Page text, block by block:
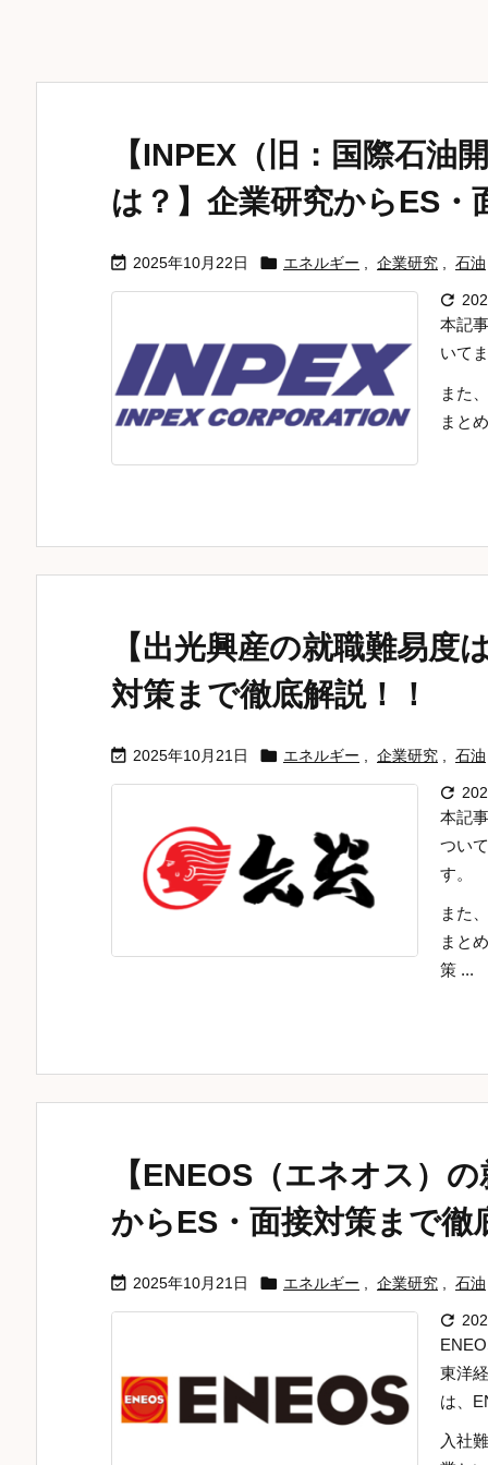
【INPEX（旧：国際石油
は？】企業研究からES・
 2025年10月22日  エネルギー , 企業研究 , 石油

本記
いて
また
まと
【出光興産の就職難易度
対策まで徹底解説！！
 2025年10月21日  エネルギー 企業研究 石油

本記
つい
す。
また
まと
策 ...
【ENEOS（エネオス）
からES・面接対策まで徹
 2025年10月21日  エネルギー 企業研究 石油

東洋
は、
入社